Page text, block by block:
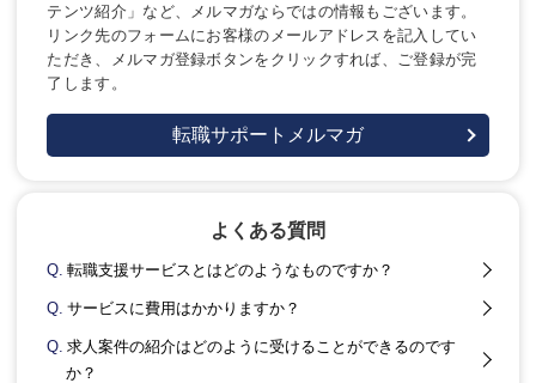
テンツ紹介」など、メルマガならではの情報もございます。
リンク先のフォームにお客様のメールアドレスを記入してい
ただき、メルマガ登録ボタンをクリックすれば、ご登録が完
了します。
転職サポートメルマガ
よくある質問
Q. 転職支援サービスとはどのようなものですか？
Q. サービスに費用はかかりますか？
Q. 求人案件の紹介はどのように受けることができるのです
か？